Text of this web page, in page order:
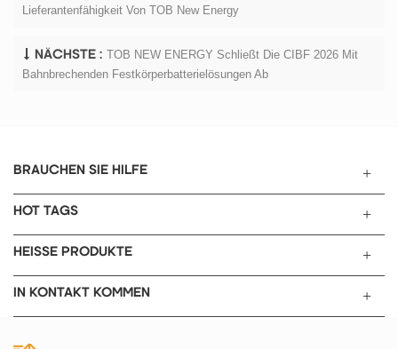
Lieferantenfähigkeit Von TOB New Energy
NÄCHSTE : TOB NEW ENERGY Schließt Die CIBF 2026 Mit
Bahnbrechenden Festkörperbatterielösungen Ab
BRAUCHEN SIE HILFE
HOT TAGS
HEISSE PRODUKTE
IN KONTAKT KOMMEN